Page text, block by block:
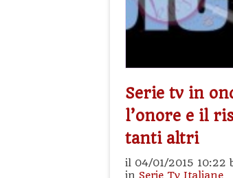
Serie tv in
l’onore e il
tanti altri
il 04/01/2015 10:22
in Serie Tv Italiane